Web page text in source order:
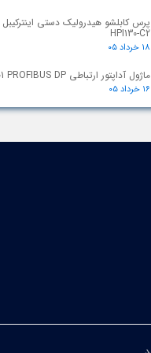
HPI130-C2
۱۸ خرداد ۰۵
ماژول آداپتور ارتباطی ABB RPBA-01 PROFIBUS DP
۱۶ خرداد ۰۵